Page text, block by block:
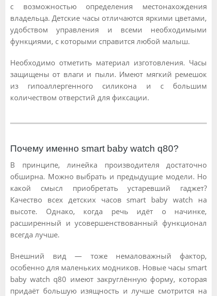
с возможностью определения местонахождения
владельца. Детские часы отличаются яркими цветами,
удобством управления и всеми необходимыми
функциями, с которыми справится любой малыш.
Необходимо отметить материал изготовления. Часы
защищены от влаги и пыли. Имеют мягкий ремешок
из гипоаллергенного силикона и с большим
количеством отверстий для фиксации.
Почему именно smart baby watch q80?
В принципе, линейка производителя достаточно
обширна. Можно выбрать и предыдущие модели. Но
какой смысл приобретать устаревший гаджет?
Качество всех детских часов smart baby watch на
высоте. Однако, когда речь идёт о начинке,
расширенный и усовершенствованный функционал
всегда лучше.
Внешний вид — тоже немаловажный фактор,
особенно для маленьких модников. Новые часы smart
baby watch q80 имеют закруглённую форму, которая
придаёт большую изящность и лучше смотрится на